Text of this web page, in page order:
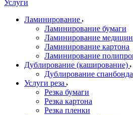
Услуги
Ламинирование
Ламинирование бумаги
Ламинирование
Ламинирование картона
Ламинирование
Дублирование (каширование)
Дублирование спанбонда
Услуги реза
Резка бумаги
Резка картона
Резка пленки